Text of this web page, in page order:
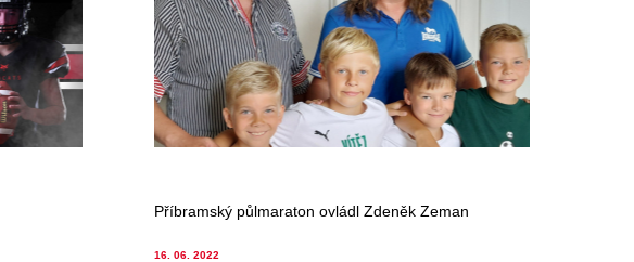
Příbramský půlmaraton ovládl Zdeněk Zeman
16. 06. 2022